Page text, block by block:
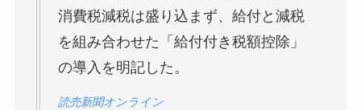
消費税減税は盛り込まず、給付と減税
を組み合わせた「給付付き税額控除」
の導入を明記した。
読売新聞オンライン